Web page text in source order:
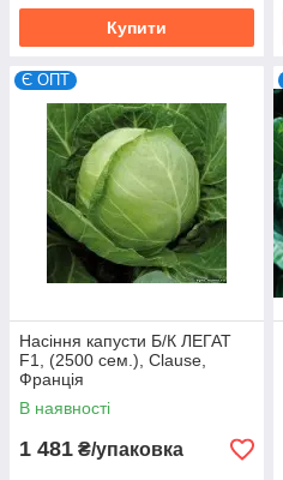
Купити
Є ОПТ
Насіння капусти Б/К ЛЕГАТ
F1, (2500 сем.), Clause,
Франція
В наявності
1 481 ₴/упаковка